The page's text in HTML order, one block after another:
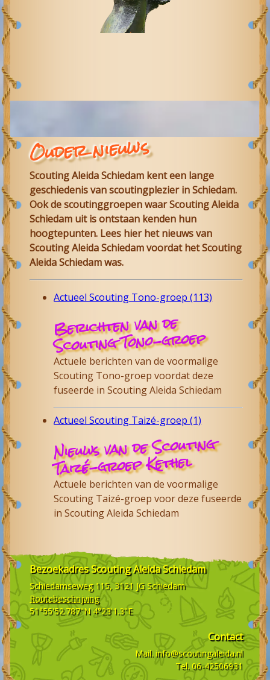
Ouder nieuws
Scouting Aleida Schiedam kent een lange
geschiedenis van scoutingplezier inSchiedam.
Ook de scoutinggroepen waarScouting Aleida
Schiedam uit is ontstaan kenden hun
hoogtepunten. Lees hier het nieuws van
Scouting AleidaSchiedamvoordat het Scouting
Aleida Schiedam was.
Actueel Scouting Tono-groep (113)
Berichten van de
Scouting Tono-groep
Actuele berichten van de voormalige
Scouting Tono-groep voordat deze
fuseerde in Scouting Aleida Schiedam
Actueel Scouting Taizé-groep (1)
Nieuws van de Scouting
Taizé-groep Kethel
Actuele berichten van de voormalige
Scouting Taizé-groep voor deze fuseerde
in Scouting Aleida Schiedam
BezoekadresScouting Aleida Schiedam
Schiedamseweg 115, 3121 JG Schiedam
Routebeschrijving
51°55'52.787"N 4°23'1.3"E
Contact
Mail. info@scoutingaleida.nl
Tel. 06-42506931